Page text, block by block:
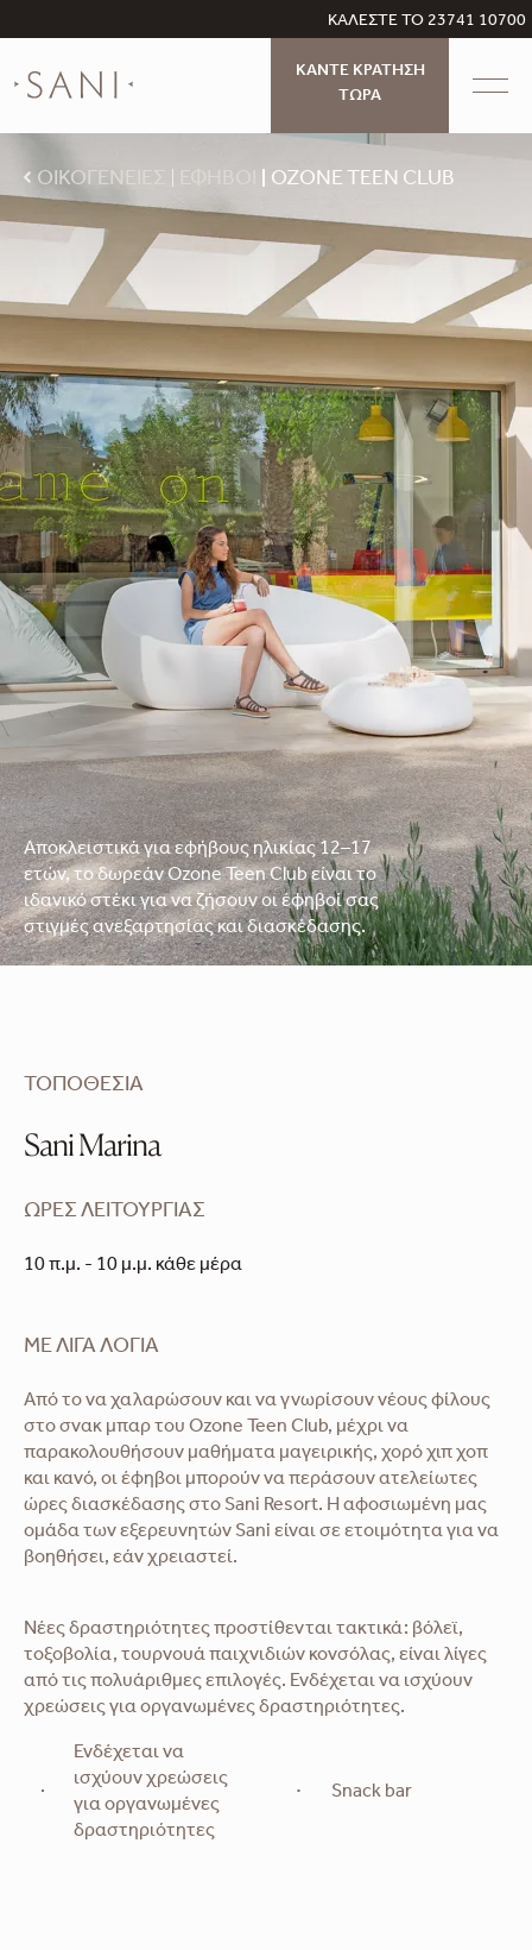
ΚΑΛΕΣΤΕ ΤΟ 23741 10700
ΚΑΝΤΕ ΚΡΑΤΗΣΗ
ΤΩΡΑ
Ozone
Αποκλειστικά για εφήβους ηλικίας 12–17
ετών, το δωρεάν Ozone Teen Club είναι το
ιδανικό στέκι για να ζήσουν οι έφηβοί σας
στιγμές ανεξαρτησίας και διασκέδασης.
ΟΙΚΟΓΕΝΕΙΕΣ OZONE TEEN CLUB
ΤΟΠΟΘΕΣΊΑ
Sani Marina
ΏΡΕΣ ΛΕΙΤΟΥΡΓΊΑΣ
10 π.μ. - 10 μ.μ. κάθε μέρα
ΜΕ ΛΊΓΑ ΛΌΓΙΑ
Από το να χαλαρώσουν και να γνωρίσουν νέους φίλους
στο σνακ μπαρ του Ozone Teen Club, μέχρι να
παρακολουθήσουν μαθήματα μαγειρικής, χορό χιπ χοπ
και κανό, οι έφηβοι μπορούν να περάσουν ατελείωτες
ώρες διασκέδασης στο Sani Resort. Η αφοσιωμένη μας
ομάδα των εξερευνητών Sani είναι σε ετοιμότητα για να
βοηθήσει, εάν χρειαστεί.
Νέες δραστηριότητες προστίθενται τακτικά: βόλεϊ,
τοξοβολία, τουρνουά παιχνιδιών κονσόλας, είναι λίγες
από τις πολυάριθμες επιλογές. Ενδέχεται να ισχύουν
χρεώσεις για οργανωμένες δραστηριότητες.
Ενδέχεται να
ισχύουν χρεώσεις
για οργανωμένες
δραστηριότητες
Snack bar